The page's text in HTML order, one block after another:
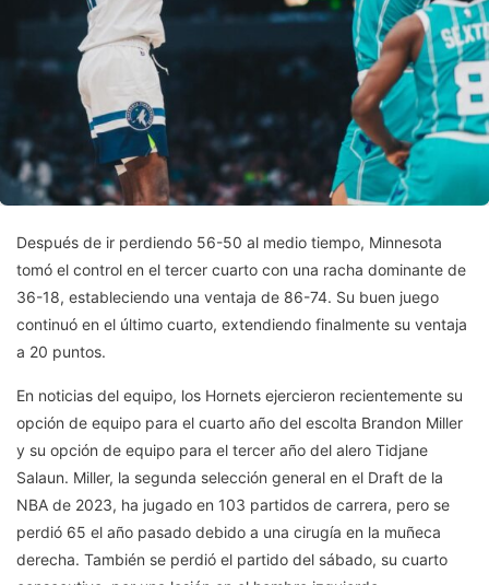
Después de ir perdiendo 56-50 al medio tiempo, Minnesota
tomó el control en el tercer cuarto con una racha dominante de
36-18, estableciendo una ventaja de 86-74. Su buen juego
continuó en el último cuarto, extendiendo finalmente su ventaja
a 20 puntos.
En noticias del equipo, los Hornets ejercieron recientemente su
opción de equipo para el cuarto año del escolta Brandon Miller
y su opción de equipo para el tercer año del alero Tidjane
Salaun. Miller, la segunda selección general en el Draft de la
NBA de 2023, ha jugado en 103 partidos de carrera, pero se
perdió 65 el año pasado debido a una cirugía en la muñeca
derecha. También se perdió el partido del sábado, su cuarto